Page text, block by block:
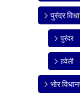
पुरंदर
पुरंदर
हवेली
भोर